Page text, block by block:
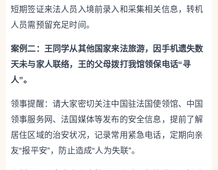
短期签证来法人员入境前录入和采集相关信息，转机
人员需预留充足时间。
案例二：王同学从其他国家来法旅游，因手机遗失数
天未与家人联络，王的父母拨打我馆领保电话“寻
人”。
领事提醒：请大家密切关注中国驻法国使领馆、中国
领事服务网、法国媒体等发布的安全信息，提前了解
居住区域的治安状况，记录常用紧急电话，定期向亲
友“报平安”，防止造成“人为失联”。